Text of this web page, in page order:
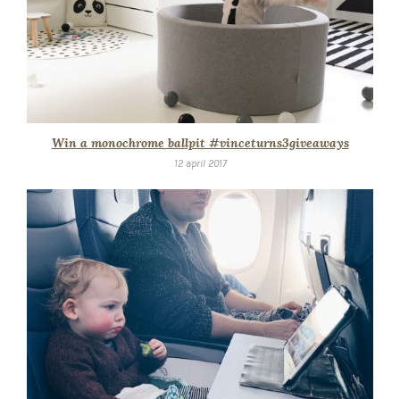
Win a monochrome ballpit #vinceturns3giveaways
12 april 2017